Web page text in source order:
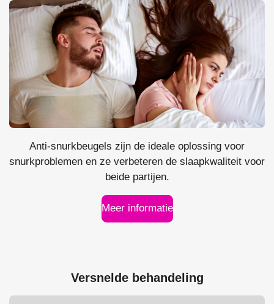
Anti-snurkbeugels zijn de ideale oplossing voor
snurkproblemen en ze verbeteren de slaapkwaliteit voor
beide partijen.
Meer informatie
Versnelde behandeling